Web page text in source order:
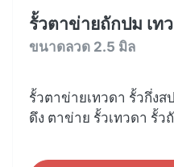
รั้วตาข่ายถักปม เท
ขนาดลวด 2.5 มิล
รั้วตาข่ายเทวดา รั้วกึ่งส
ดึง ตาข่าย รั้วเทวดา รั้ว